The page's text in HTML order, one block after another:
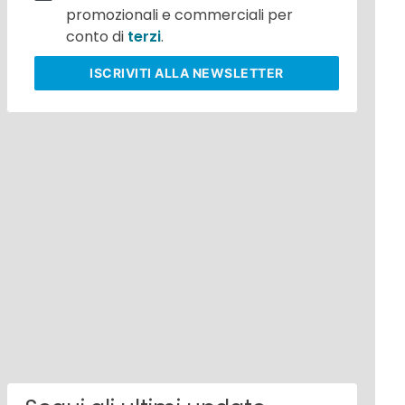
promozionali e commerciali per
conto di terzi.
ISCRIVITIALLA NEWSLETTER